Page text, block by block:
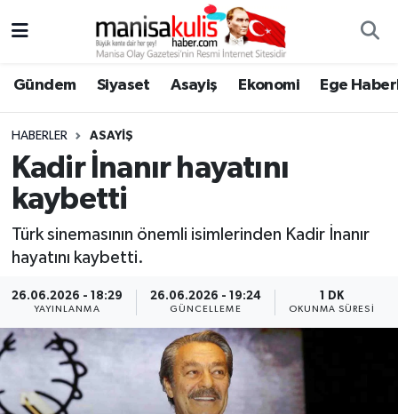
Gündem Siyaset Asayiş Ekonomi Ege
HABERLER ASAYIŞ
Kadir İnanır hayatını
kaybetti
Türk sinemasının önemli isimlerinden Kadir İnanır
hayatını kaybetti.
26.06.2026 - 18:29
YAYINLANMA
26.06.2026 - 19:24
GÜNCELLEME
1 DK
OKUNMA SÜRESI
Ege Haberleri
Ekonomi
Genel
Gündem
Resmi İlan
Siyaset
Spor
Yunusemre Hava Durumu
Yunusemre Trafik Yoğunluk Haritası
Süper Lig Puan Durumu ve Fikstür
Tüm Manşetler
Son Dakika Haberleri
Haber Arşivi